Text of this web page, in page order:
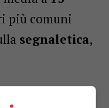
più comuni
segnaletica,
guida